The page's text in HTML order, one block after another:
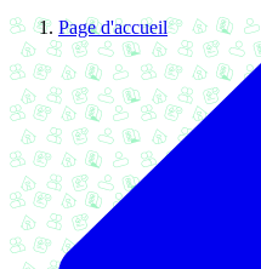
Page d'accueil